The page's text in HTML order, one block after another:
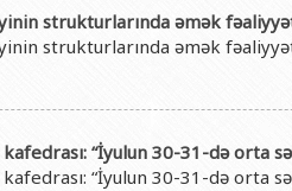
strukturlarında əmək
strukturlarında əmək
“İyulun 30-31-də orta
“İyulun 30-31-də orta